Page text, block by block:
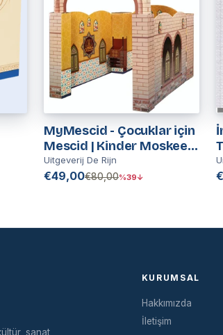
MyMescid - Çocuklar için
Mescid | Kinder Moskee |
Moskee Speelhuis
Uitgeverij De Rijn
€49,00€80,00%39↓
sanat,
KURUMSAL
Hakkımızda
İletişim